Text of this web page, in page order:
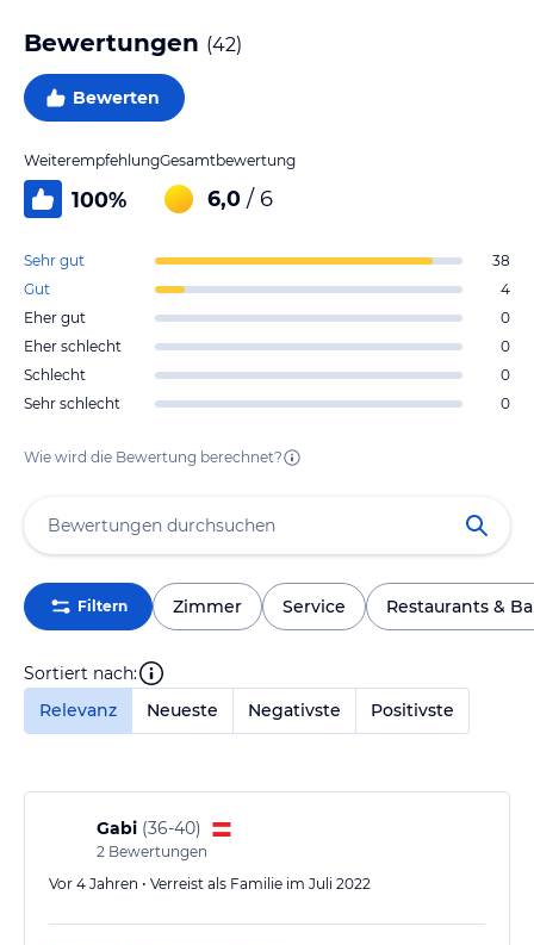
Bewertungen (42)
Bewerten
Weiterempfehlung
100%
Gesamtbewertung
6,0 / 6
Sehr gut
38
Gut
4
Eher gut
0
Eher schlecht
0
Schlecht
0
Sehr schlecht
0
Wie wird die Bewertung berechnet?
Filtern Zimmer Service Restaurants &
Sortiert nach:
Relevanz
Neueste Negativste Positivste
Gabi (36-40)
2 Bewertungen
Vor 4 Jahren • Verreist als Familie im Juli 2022